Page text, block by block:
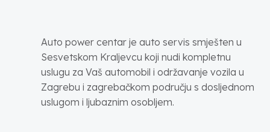
Auto power centar je auto servis smješten u
Sesvetskom Kraljevcu koji nudi kompletnu
uslugu za Vaš automobil i održavanje vozila u
Zagrebu i zagrebačkom području s dosljednom
uslugom i ljubaznim osobljem.